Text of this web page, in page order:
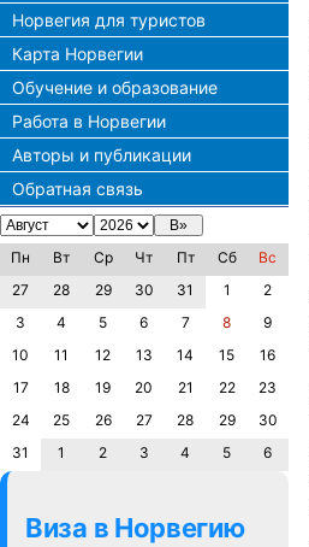
Норвегия для туристов
Карта Норвегии
Обучение и образование
Работа в Норвегии
Авторы и публикации
Обратная связь
Пн Вт Ср Чт Пт Сб
Вс
27
28 29 30 31 1
2
3
4 5 6 7 8
9
10
11 12 13 14 15
16
17
18 19 20 21 22
23
24
25 26 27 28 29
30
31
1 2 3 4 5 6
Виза в Норвегию